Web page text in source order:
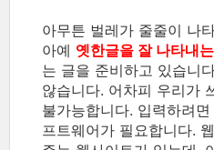
아무튼 벌레가 줄줄이 나
아예 옛한글을 잘 나타내
는 글을 준비하고 있습니
않습니다. 어차피 우리가
불가능합니다. 입력하려
프트웨어가 필요합니다.